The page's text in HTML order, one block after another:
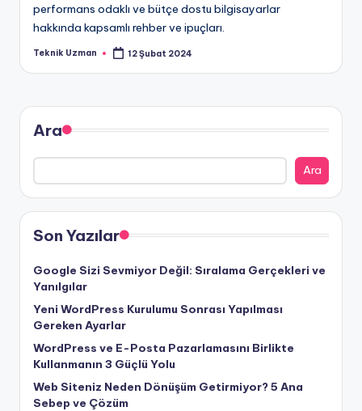
performans odaklı ve bütçe dostu bilgisayarlar
hakkında kapsamlı rehber ve ipuçları.
Posted
Teknik Uzman 12 Şubat 2024
Ara
Ara
Son Yazılar
Google Sizi Sevmiyor Değil: Sıralama Gerçekleri ve
Yanılgılar
Yeni WordPress Kurulumu Sonrası Yapılması
Gereken Ayarlar
WordPress ve E-Posta Pazarlamasını Birlikte
Kullanmanın 3 Güçlü Yolu
Web Siteniz Neden Dönüşüm Getirmiyor? 5 Ana
Sebep ve Çözüm